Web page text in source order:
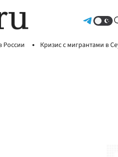
России Кризис с мигрантами в